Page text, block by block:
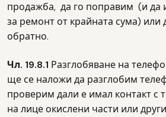
продажба, да го поправим (и да
за ремонт от крайната сума) или
обратно.
Чл. 19.8.1 Разглобяване на
ще се наложи да разглобим
проверим дали е имал контакт с
на лице окислени части или